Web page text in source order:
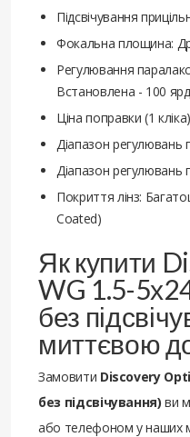
Підсвічування
Фокальна площина:
Регулювання
Встановлена - 100
Ціна поправки (1
Діапазон регулювань
Діапазон регулювань
Покриття лінз:
Coated)
Як купити
WG 1.5-
без
миттєвою
Замовити Discovery
без підсвічування) ви
або телефоном у наших